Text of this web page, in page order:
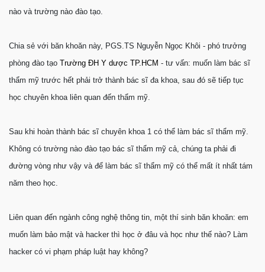
nào và trường nào đào tạo.
Chia sẻ với băn khoăn này, PGS.TS Nguyễn Ngọc Khôi - phó trưởng
phòng đào tạo Trường ÐH Y dược TP.HCM - tư vấn: muốn làm bác sĩ
thẩm mỹ trước hết phải trở thành bác sĩ đa khoa, sau đó sẽ tiếp tục
học chuyên khoa liên quan đến thẩm mỹ.
Sau khi hoàn thành bác sĩ chuyên khoa 1 có thể làm bác sĩ thẩm mỹ.
Không có trường nào đào tạo bác sĩ thẩm mỹ cả, chúng ta phải đi
đường vòng như vậy và để làm bác sĩ thẩm mỹ có thể mất ít nhất tám
năm theo học.
Liên quan đến ngành công nghệ thông tin, một thí sinh băn khoăn: em
muốn làm bảo mật và hacker thì học ở đâu và học như thế nào? Làm
hacker có vi phạm pháp luật hay không?